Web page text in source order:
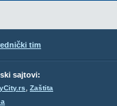
tim
sajtovi:
, Zaštita